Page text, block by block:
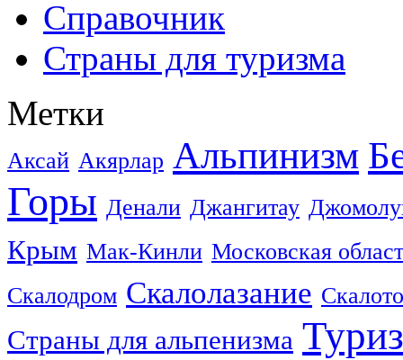
Справочник
Страны для туризма
Метки
Аксай Акярлар Альпинизм
Горы Денали Джангитау
Крым Мак-Кинли Московская
Скалодром Скалолазание
Страны для альпенизма